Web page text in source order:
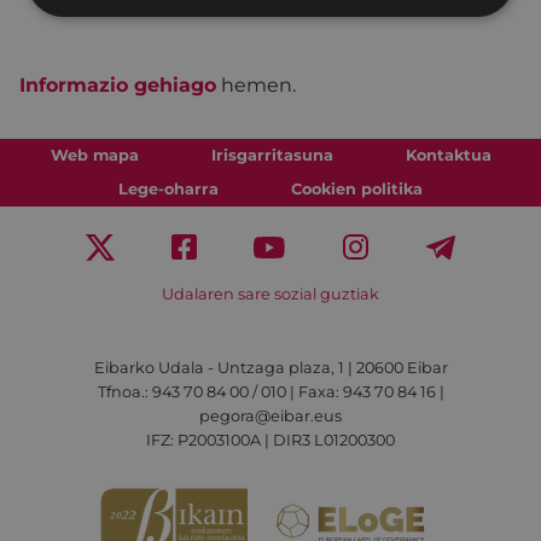
Informazio gehiago hemen.
Web mapa Irisgarritasuna
Kontaktua
Lege-oharra
Cookien politika
Udalaren sare sozial guztiak
Eibarko Udala - Untzaga plaza, 1 | 20600 Eibar
Tfnoa.: 943 70 84 00 / 010 | Faxa: 943 70 84 16 |
pegora@eibar.eus
IFZ: P2003100A | DIR3 L01200300